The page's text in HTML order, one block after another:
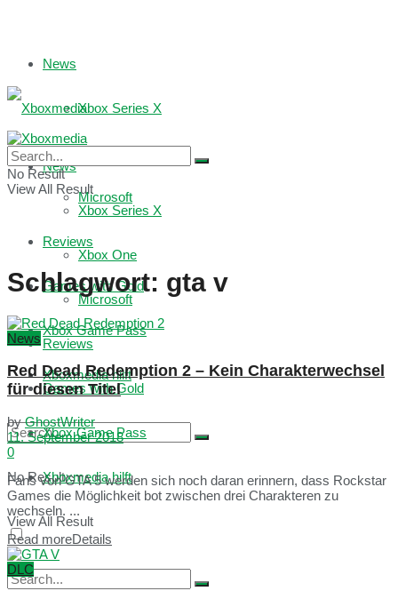
News
Xbox Series X
Microsoft
Reviews
Games with Gold
Xbox Game Pass
Xboxmedia hilft
No Result
View All Result
News
Xbox Series X
Xbox One
Microsoft
Reviews
Games with Gold
Xbox Game Pass
Xboxmedia hilft
No Result
View All Result
Schlagwort: gta v
News
Red Dead Redemption 2 – Kein Charakterwechsel
für diesen Titel
by GhostWriter
11. September 2018
0
Fans von GTA 5 werden sich noch daran erinnern, dass Rockstar
Games die Möglichkeit bot zwischen drei Charakteren zu
wechseln. ...
Read moreDetails
DLC